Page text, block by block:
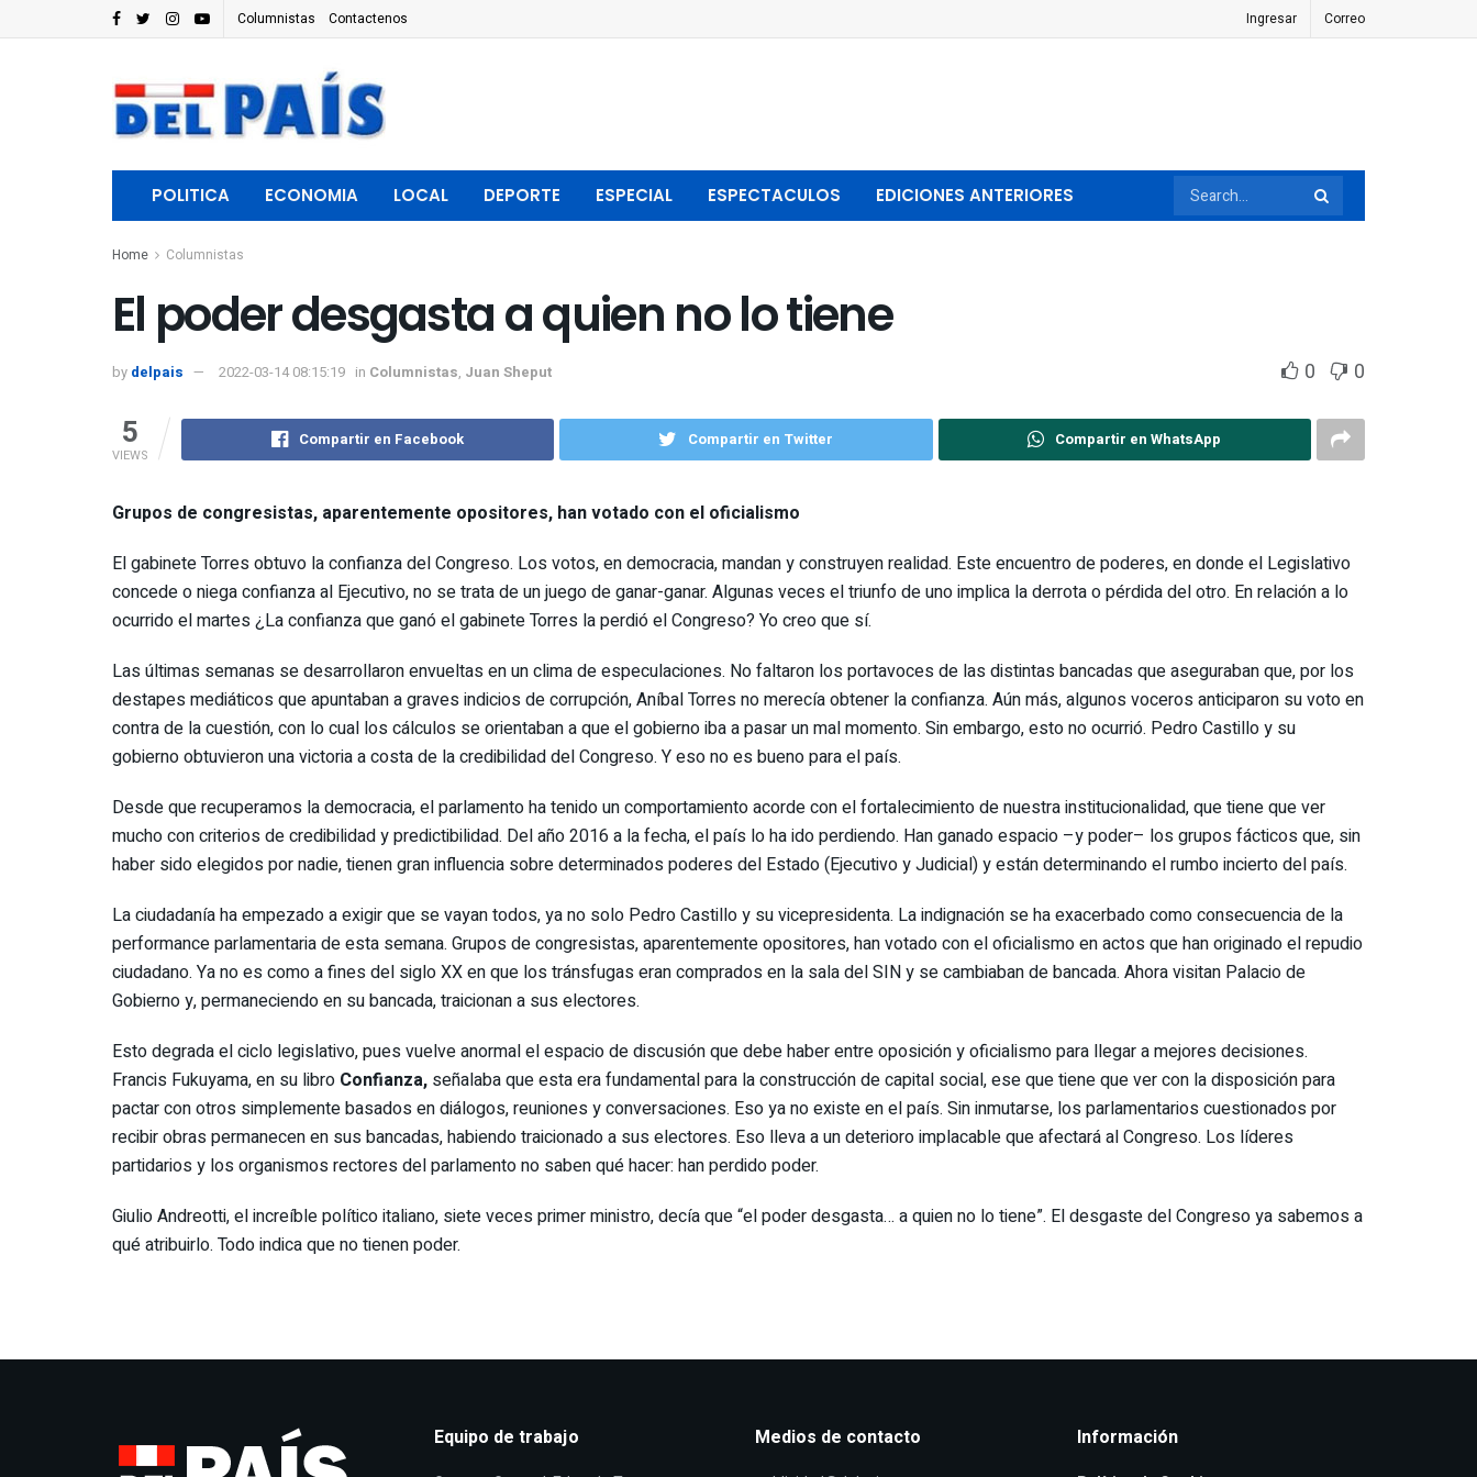
Columnistas Contactenos Ingresar Correo
POLITICA ECONOMIA LOCAL DEPORTE ESPECIAL ESPECTACULOS EDICIONES ANTERIORES
Home Columnistas
El poder desgasta a quien no lo tiene
by delpais 2022-03-14 08:15:19 in Columnistas, Juan Sheput 0 0
5
VIEWS
Compartir en Facebook Compartir en Twitter Compartir en WhatsApp
Grupos de congresistas, aparentemente opositores, han votado con el oficialismo
El gabinete Torres obtuvo la confianza del Congreso. Los votos, en democracia, mandan y construyen realidad. Este encuentro de poderes, en donde el Legislativo
concede o niega confianza al Ejecutivo, no se trata de un juego de ganar-ganar. Algunas veces el triunfo de uno implica la derrota o pérdida del otro. En relación a lo
ocurrido el martes ¿La confianza que ganó el gabinete Torres la perdió el Congreso? Yo creo que sí.
Las últimas semanas se desarrollaron envueltas en un clima de especulaciones. No faltaron los portavoces de las distintas bancadas que aseguraban que, por los
destapes mediáticos que apuntaban a graves indicios de corrupción, Aníbal Torres no merecía obtener la confianza. Aún más, algunos voceros anticiparon su voto en
contra de la cuestión, con lo cual los cálculos se orientaban a que el gobierno iba a pasar un mal momento. Sin embargo, esto no ocurrió. Pedro Castillo y su
gobierno obtuvieron una victoria a costa de la credibilidad del Congreso. Y eso no es bueno para el país.
Desde que recuperamos la democracia, el parlamento ha tenido un comportamiento acorde con el fortalecimiento de nuestra institucionalidad, que tiene que ver
mucho con criterios de credibilidad y predictibilidad. Del año 2016 a la fecha, el país lo ha ido perdiendo. Han ganado espacio –y poder– los grupos fácticos que, sin
haber sido elegidos por nadie, tienen gran influencia sobre determinados poderes del Estado (Ejecutivo y Judicial) y están determinando el rumbo incierto del país.
La ciudadanía ha empezado a exigir que se vayan todos, ya no solo Pedro Castillo y su vicepresidenta. La indignación se ha exacerbado como consecuencia de la
performance parlamentaria de esta semana. Grupos de congresistas, aparentemente opositores, han votado con el oficialismo en actos que han originado el repudio
ciudadano. Ya no es como a fines del siglo XX en que los tránsfugas eran comprados en la sala del SIN y se cambiaban de bancada. Ahora visitan Palacio de
Gobierno y, permaneciendo en su bancada, traicionan a sus electores.
Esto degrada el ciclo legislativo, pues vuelve anormal el espacio de discusión que debe haber entre oposición y oficialismo para llegar a mejores decisiones.
Francis Fukuyama, en su libro Confianza, señalaba que esta era fundamental para la construcción de capital social, ese que tiene que ver con la disposición para
pactar con otros simplemente basados en diálogos, reuniones y conversaciones. Eso ya no existe en el país. Sin inmutarse, los parlamentarios cuestionados por
recibir obras permanecen en sus bancadas, habiendo traicionado a sus electores. Eso lleva a un deterioro implacable que afectará al Congreso. Los líderes
partidarios y los organismos rectores del parlamento no saben qué hacer: han perdido poder.
Giulio Andreotti, el increíble político italiano, siete veces primer ministro, decía que “el poder desgasta… a quien no lo tiene”. El desgaste del Congreso ya sabemos a
qué atribuirlo. Todo indica que no tienen poder.
Equipo de trabajo Medios de contacto Información